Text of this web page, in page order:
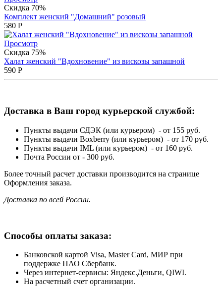
Скидка 70%
Комплект женский "Домашний" розовый
580 Р
Просмотр
Скидка 75%
Халат женский "Вдохновение" из вискозы запашной
590 Р
Доставка в Ваш город курьерской службой:
Пункты выдачи СДЭК (или курьером) - от 155 руб.
Пункты выдачи Boxberry (или курьером) - от 170 руб.
Пункты выдачи IML (или курьером) - от 160 руб.
Почта России от - 300 руб.
Более точный расчет доставки производится на странице
Оформления заказа.
Доставка по всей России.
Способы оплаты заказа:
Банковской картой Visa, Master Card, МИР при
поддержке ПАО Сбербанк.
Через интернет-сервисы: Яндекс.Деньги, QIWI.
На расчетный счет организации.